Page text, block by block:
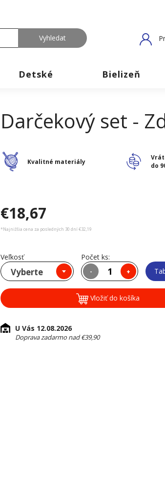
Detské Bielizeň
Darčekový set -
Kvalitné materiály
do
€18,67
*Najnižšia cena za posledných 30 dní €32,19
Veľkosť
Vyberte
Počet ks:
- +
Vložiť do košíka
U Vás 12.08.2026
Doprava zadarmo nad €39,90